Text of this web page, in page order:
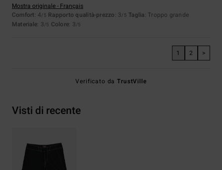
Mostra originale - Français
Comfort: 4/5 Rapporto qualità-prezzo: 3/5 Taglia: Troppo grande
Materiale: 3/5 Colore: 3/5
1 2 >
Verificato daTrustVille
Visti di recente